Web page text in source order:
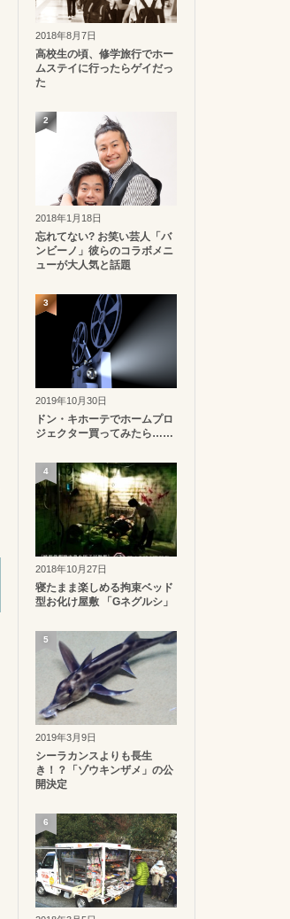
2018年8月7日
高校生の頃、修学旅行でホー
ムステイに行ったらゲイだっ
た
2018年1月18日
忘れてない? お笑い芸人「バ
ンビーノ」彼らのコラボメニ
ューが大人気と話題
2
2019年10月30日
ドン・キホーテでホームプロ
ジェクター買ってみたら……
3
2018年10月27日
寝たまま楽しめる拘束ベッド
型お化け屋敷 「Gネグルシ」
4
2019年3月9日
シーラカンスよりも長生
き！？「ゾウキンザメ」の公
開決定
5
6